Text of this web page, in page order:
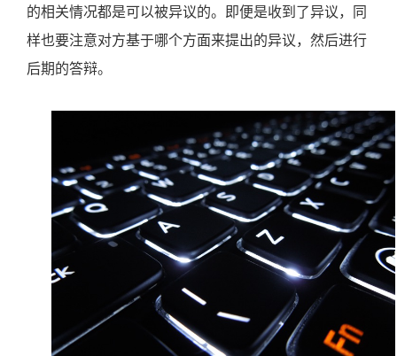
的相关情况都是可以被异议的。即便是收到了异议，同
样也要注意对方基于哪个方面来提出的异议，然后进行
后期的答辩。